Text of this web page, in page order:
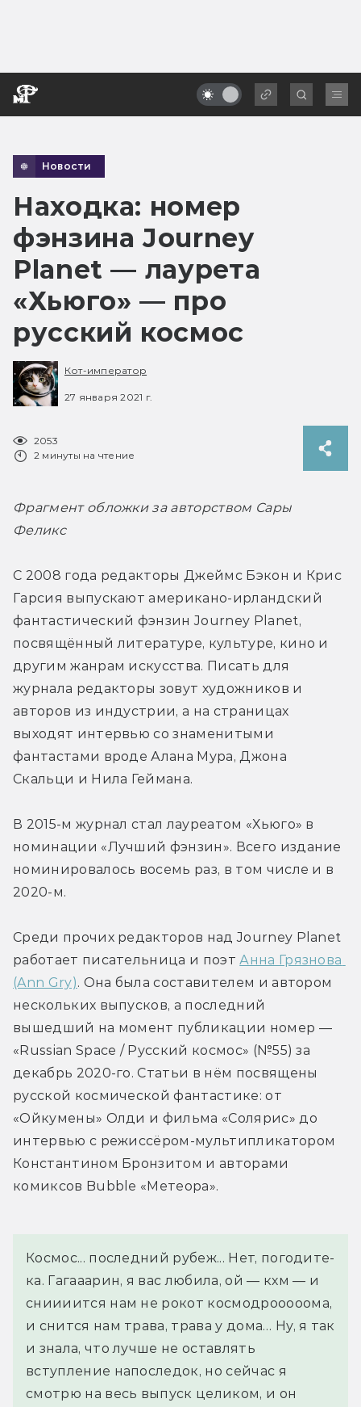
Новости
Находка: номер
фэнзина Journey
Planet — лаурета
«Хьюго» — про
русский космос
Кот-император
27 января 2021 г.
2053
2 минуты на чтение
Фрагмент обложки за авторством Сары
Феликс
С 2008 года редакторы Джеймс Бэкон и Крис
Гарсия выпускают американо-ирландский
фантастический фэнзин Journey Planet,
посвящённый литературе, культуре, кино и
другим жанрам искусства. Писать для
журнала редакторы зовут художников и
авторов из индустрии, а на страницах
выходят интервью со знаменитыми
фантастами вроде Алана Мура, Джона
Скальци и Нила Геймана.
В 2015-м журнал стал лауреатом «Хьюго» в
номинации «Лучший фэнзин». Всего издание
номинировалось восемь раз, в том числе и в
2020-м.
Среди прочих редакторов над Journey Planet
работает писательница и поэт Анна Грязнова
(Ann Gry). Она была составителем и автором
нескольких выпусков, а последний
вышедший на момент публикации номер —
«Russian Space / Русский космос» (№55) за
декабрь 2020-го. Статьи в нём посвящены
русской космической фантастике: от
«Ойкумены» Олди и фильма «Солярис» до
интервью с режиссёром-мультипликатором
Константином Бронзитом и авторами
комиксов Bubble «Метеора».
Космос... последний рубеж... Нет, погодите-
ка. Гагааарин, я вас любила, ой — кхм — и
сниииится нам не рокот космодрооооома,
и снится нам трава, трава у дома… Ну, я так
и знала, что лучше не оставлять
вступление напоследок, но сейчас я
смотрю на весь выпуск целиком, и он